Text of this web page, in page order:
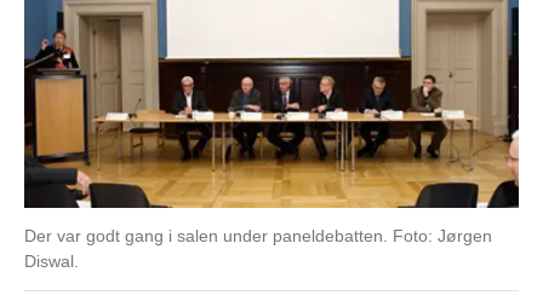
Der var godt gang i salen under paneldebatten. Foto: Jørgen
Diswal.